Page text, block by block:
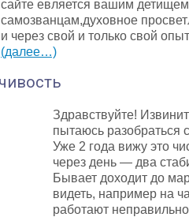
сайте евляется вашим
самозванцам,духовное
и через свой и только свой опыт
(далее…)
Здравствуйте!
пытаюсь разобраться
Уже 2 года вижу это
через день — два
Бывает доходит до
видеть, например на
работают